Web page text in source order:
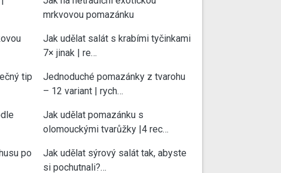
tip
po
mrkvovou pomazánku
Jak udělat salát s krabími tyčinkami
7× jinak | re…
Jednoduché pomazánky z tvarohu
– 12 variant | rych…
Jak udělat pomazánku s
olomouckými tvarůžky |4 rec…
Jak udělat sýrový salát tak, abyste
si pochutnali?…